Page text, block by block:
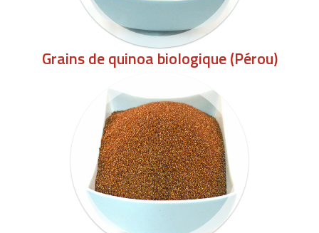
Grains de quinoa biologique (Pérou)